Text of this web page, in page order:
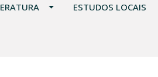
ESTUDOS LOCAIS